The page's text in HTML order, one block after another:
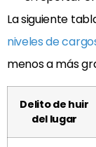
La siguiente
niveles de
menos amás
Delito de huir
del lugar